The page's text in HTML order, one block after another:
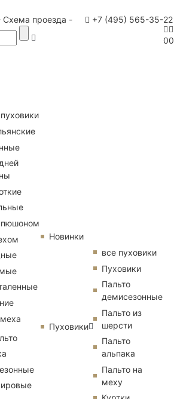
Схема проезда - +7 (495) 565-35-22
00
Новинки
Пуховики
все пуховики
Пуховики
Пальто
демисезонные
Пальто из
шерсти
Пальто
альпака
Пальто на
меху